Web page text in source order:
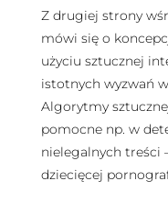
Z drugiej strony
mówi się o
użyciu sztucznej
istotnych wyzwań
Algorytmy
pomocne np. w
nielegalnych treści
dziecięcej